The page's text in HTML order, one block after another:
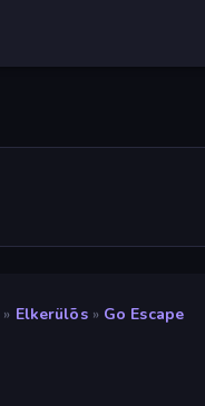
» Elkerülõs » Go Escape